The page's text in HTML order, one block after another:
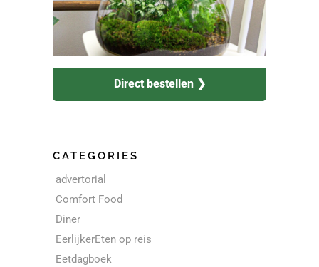
Direct bestellen ❯
CATEGORIES
advertorial
Comfort Food
Diner
EerlijkerEten op reis
Eetdagboek